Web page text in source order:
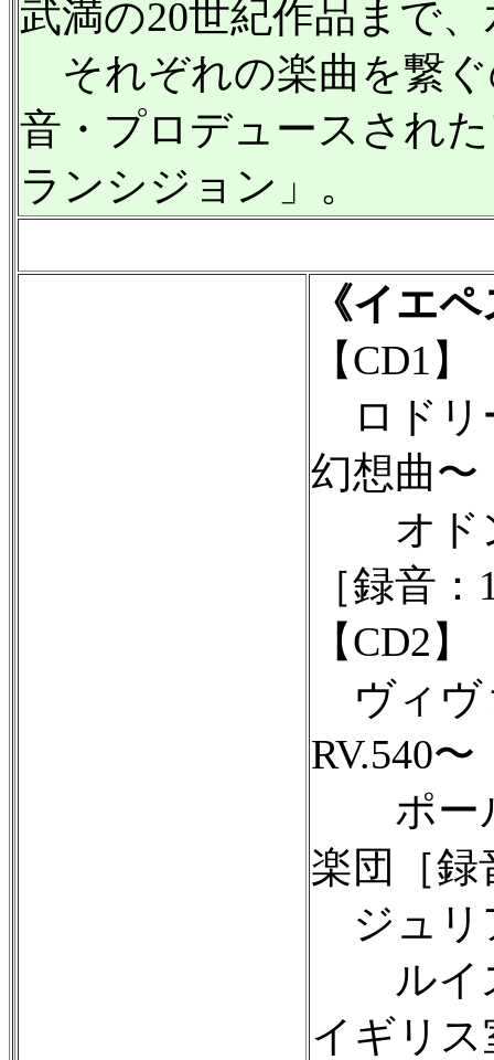
武満の20世紀作品まで
それぞれの楽曲を繋
音・プロデュースされ
ランシジョン」。
《イエ
【CD1】
ロドリ
幻想曲〜
オドン
［録音
【CD2】
ヴィヴ
RV.540〜
ポール
楽団［録
ジュリ
ルイス
イギリス